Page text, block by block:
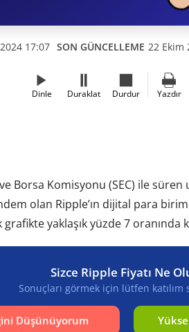
17:07 SON GÜNCELLEME 22 Ekim
Dinle Duraklat Durdur Yazdır
Borsa Komisyonu (SEC) ile
olan Ripple’ın dijital para
yaklaşık yüzde 7 oranında
Sizce Ripple Fiyatı Ne
Sonuçları görmek için lütfen katılım
Düşünüyorum